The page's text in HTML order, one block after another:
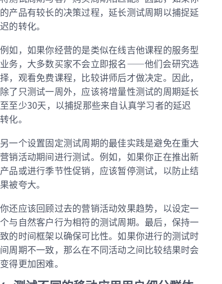
的产品有较长的决策过程，延长测试周期以捕捉延
迟的转化。
例如，如果你经营的是类似在线吉他课程的服务型
业务，大多数买家不会立即报名——他们会研究选
择，观看免费课程，比较讲师后才做决定。因此，
除了只测试一周外，应该将增量性测试的周期延长
至至少30天，以捕捉那些来自认真学习者的延迟
转化。
另一个设置固定测试周期的最佳实践是避免在重大
营销活动期间进行测试。例如，如果你正在推出新
产品或进行季节性促销，应该暂停测试，以防止结
果被夸大。
你还应该回顾过去的营销活动效果趋势，以设定一
个与自然客户行为相符的测试周期。最后，保持一
致的时间框架以确保可比性。如果你进行的测试时
间周期不一致，那么在不同活动之间比较结果时会
变得更加困难。